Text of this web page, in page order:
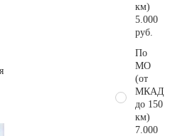
км)
5.000
руб.
По
МО
(от
МКАД
до 150
км)
7.000